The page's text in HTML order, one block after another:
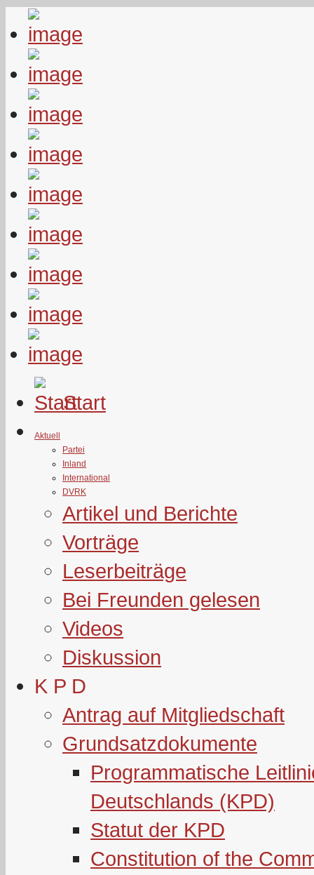
Start
Aktuell
Partei
Inland
International
DVRK
Artikel und Berichte
Vorträge
Leserbeiträge
Bei Freunden gelesen
Videos
Diskussion
K P D
Antrag auf Mitgliedschaft
Grundsatzdokumente
Programmatische
Deutschlands (KPD)
Statut der KPD
Constitution of the